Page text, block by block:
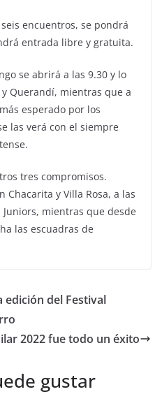
encuentros, se pondrá
entrada libre y gratuita.
se abrirá a las 9.30 y lo
Querandí, mientras que a
esperado por los
las verá con el siempre
tres compromisos.
Chacarita y Villa Rosa, a las
mientras que desde
las escuadras de
edición del Festival
2022 fue todo un éxito
gustar